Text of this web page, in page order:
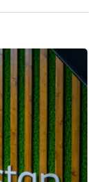
контроля и